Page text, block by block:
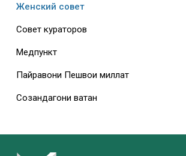
Женский совет
Совет кураторов
Медпункт
Пайравони Пешвои миллат
Созандагони ватан